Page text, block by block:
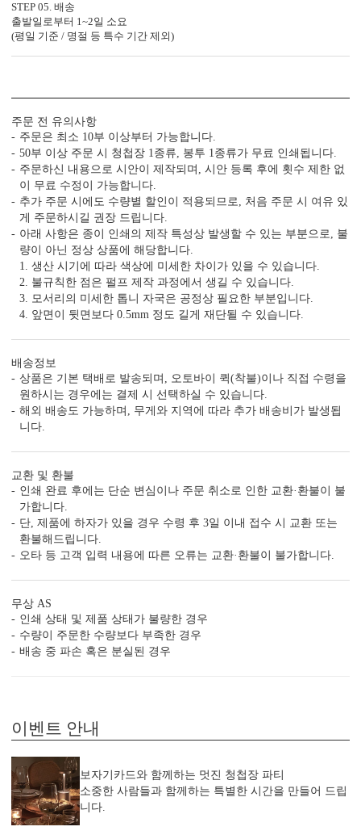
다양한 컬러 봉투가 준비되어 있습니다.
7가지, 퀄리티의 차이
가공 없는 엽서형, 2단 청첩장도 다 같은 퀄리티가 아닙니다.
청첩장은 화면만 보고 고르면 놓치는 부분이 많습니다.
주문 전에 아래 7가지는 꼭 확인해 보세요.
1. 무료 샘플, 택배비 0원 배송
청첩장은 화면보다 실물이 중요합니다.
직접 종이와 인쇄 퀄리티를 확인해 보세요.
2. 400g과 350g의 고평량 용지
용지 두께는 청첩장의 첫인상과 품격을 결정합니다.
톰슨 재단이 한 장씩 이루어져야 상하좌우 여백이
고르게 맞습니다.
5. 예식장 약도 드로잉 무료 지원
주차 안내, 입구 위치까지 안내하세요.
인쇄 품질도 지켜드립니다.
봉투 컬러를 선택 여부와 봉투 인쇄 지원 여부까지
꼭 확인해 보세요.
최종 가격으로 비교해 보세요.
STEP 05. 배송
출발일로부터 1~2일 소요
(평일 기준 / 명절 등 특수 기간 제외)
주문 전 유의사항
주문은 최소 10부 이상부터 가능합니다.
50부 이상 주문 시 청첩장 1종류, 봉투 1종류가 무료 인쇄됩니다.
주문하신 내용으로 시안이 제작되며, 시안 등록 후에 횟수 제한 없
이 무료 수정이 가능합니다.
추가 주문 시에도 수량별 할인이 적용되므로, 처음 주문 시 여유 있
게 주문하시길 권장 드립니다.
아래 사항은 종이 인쇄의 제작 특성상 발생할 수 있는 부분으로, 불
량이 아닌 정상 상품에 해당합니다.
1. 생산 시기에 따라 색상에 미세한 차이가 있을 수 있습니다.
2. 불규칙한 점은 펄프 제작 과정에서 생길 수 있습니다.
3. 모서리의 미세한 톱니 자국은 공정상 필요한 부분입니다.
4. 앞면이 뒷면보다 0.5mm 정도 길게 재단될 수 있습니다.
배송정보
상품은 기본 택배로 발송되며, 오토바이 퀵(착불)이나 직접 수령을
원하시는 경우에는 결제 시 선택하실 수 있습니다.
해외 배송도 가능하며, 무게와 지역에 따라 추가 배송비가 발생됩
니다.
교환 및 환불
인쇄 완료 후에는 단순 변심이나 주문 취소로 인한 교환·환불이 불
가합니다.
단, 제품에 하자가 있을 경우 수령 후 3일 이내 접수 시 교환 또는
환불해드립니다.
오타 등 고객 입력 내용에 따른 오류는 교환·환불이 불가합니다.
무상 AS
인쇄 상태 및 제품 상태가 불량한 경우
수량이 주문한 수량보다 부족한 경우
배송 중 파손 혹은 분실된 경우
이벤트 안내
보자기카드와 함께하는 멋진 청첩장 파티
소중한 사람들과 함께하는 특별한 시간을 만들어 드립
니다.